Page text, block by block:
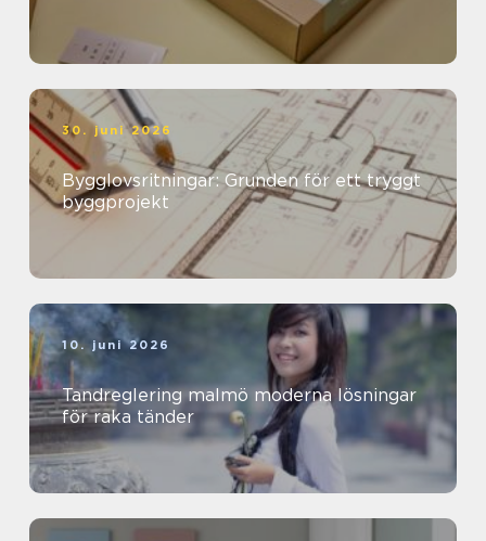
30. juni 2026
Bygglovsritningar: Grunden för ett tryggt
byggprojekt
10. juni 2026
Tandreglering malmö moderna lösningar
för raka tänder